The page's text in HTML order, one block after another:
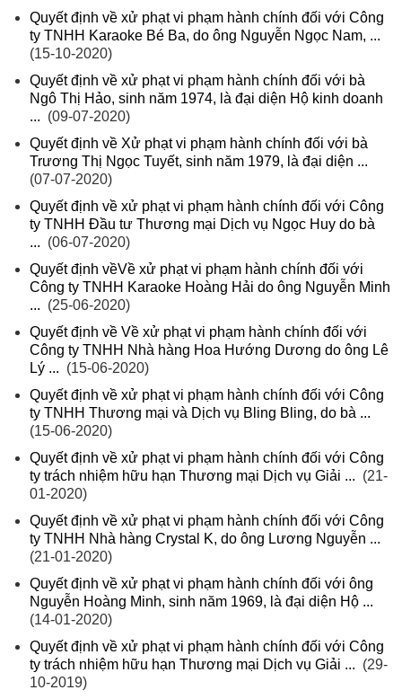
Quyết định về xử phạt vi phạm hành chính đối với Công
ty TNHH Karaoke Bé Ba, do ông Nguyễn Ngọc Nam, ...
(15-10-2020)
Quyết định về xử phạt vi phạm hành chính đối với bà
Ngô Thị Hảo, sinh năm 1974, là đại diện Hộ kinh doanh
... (09-07-2020)
Quyết định về Xử phạt vi phạm hành chính đối với bà
Trương Thị Ngọc Tuyết, sinh năm 1979, là đại diện ...
(07-07-2020)
Quyết định về xử phạt vi phạm hành chính đối với Công
ty TNHH Đầu tư Thương mại Dịch vụ Ngọc Huy do bà
... (06-07-2020)
Quyết định vềVề xử phạt vi phạm hành chính đối với
Công ty TNHH Karaoke Hoàng Hải do ông Nguyễn Minh
... (25-06-2020)
Quyết định về Về xử phạt vi phạm hành chính đối với
Công ty TNHH Nhà hàng Hoa Hướng Dương do ông Lê
Lý ... (15-06-2020)
Quyết định về xử phạt vi phạm hành chính đối với Công
ty TNHH Thương mại và Dịch vụ Bling Bling, do bà ...
(15-06-2020)
Quyết định về xử phạt vi phạm hành chính đối với Công
ty trách nhiệm hữu hạn Thương mại Dịch vụ Giải ... (21-
01-2020)
Quyết định về xử phạt vi phạm hành chính đối với Công
ty TNHH Nhà hàng Crystal K, do ông Lương Nguyễn ...
(21-01-2020)
Quyết định về xử phạt vi phạm hành chính đối với ông
Nguyễn Hoàng Minh, sinh năm 1969, là đại diện Hộ ...
(14-01-2020)
Quyết định về xử phạt vi phạm hành chính đối với Công
ty trách nhiệm hữu hạn Thương mại Dịch vụ Giải ... (29-
10-2019)